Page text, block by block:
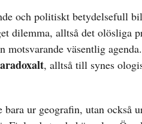
och politiskt betydelsefull
dilemma, alltså det olösliga
motsvarande väsentlig
, alltså till synes
ur geografin, utan också